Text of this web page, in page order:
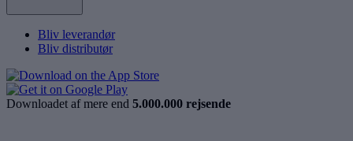
Bliv leverandør
Bliv distributør
Downloadet af mere end 5.000.000 rejsende